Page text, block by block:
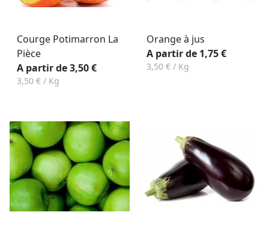
Courge Potimarron La
Pièce
A partir de 3,50 €
3,50 € / Kg
Orange à jus
A partir de 1,75 €
3,50 € / Kg